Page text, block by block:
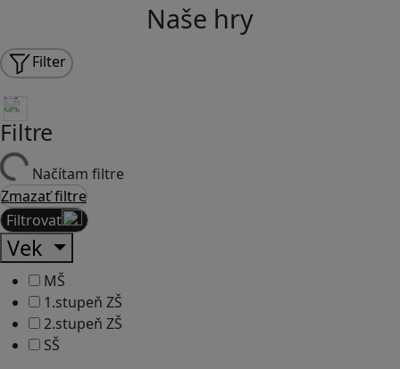
Naše hry
Filter
Filtre
Načítam filtre
Zmazať filtre
Filtrovať
Vek
MŠ
1.stupeň ZŠ
2.stupeň ZŠ
SŠ